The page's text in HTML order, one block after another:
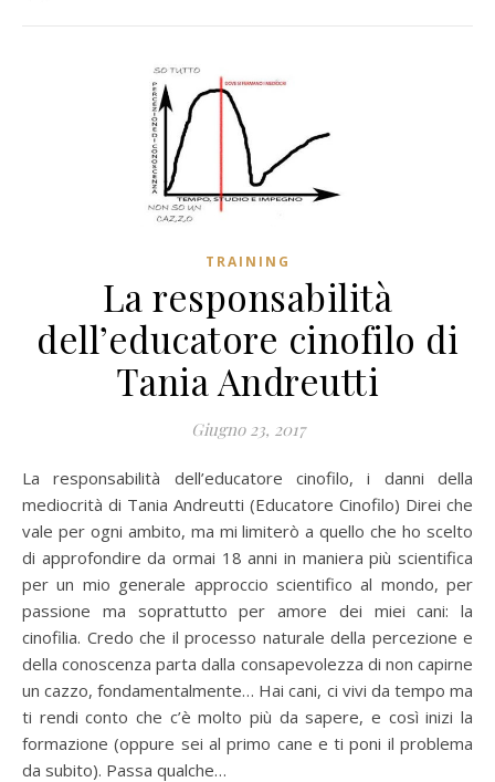
TRAINING
La responsabilità
dell’educatore cinofilo di
Tania Andreutti
Giugno 23, 2017
La responsabilità dell’educatore cinofilo, i danni della
mediocrità di Tania Andreutti (Educatore Cinofilo) Direi che
vale per ogni ambito, ma mi limiterò a quello che ho scelto
di approfondire da ormai 18 anni in maniera più scientifica
per un mio generale approccio scientifico al mondo, per
passione ma soprattutto per amore dei miei cani: la
cinofilia. Credo che il processo naturale della percezione e
della conoscenza parta dalla consapevolezza di non capirne
un cazzo, fondamentalmente… Hai cani, ci vivi da tempo ma
ti rendi conto che c’è molto più da sapere, e così inizi la
formazione (oppure sei al primo cane e ti poni il problema
da subito). Passa qualche…